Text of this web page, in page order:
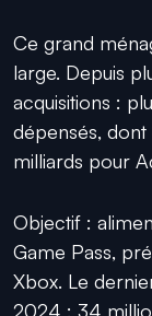
Ce grand
large. Depuis
acquisitions :
dépensés,
milliards pour
Objectif :
Game Pass,
Xbox. Le
2024 : 34